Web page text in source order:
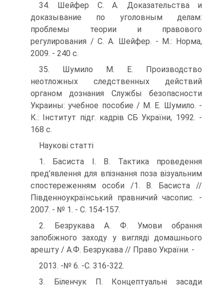
34. Шейфер С. А. Доказательства и
доказывание по уголовным де­лам:
проблемы теории и правового
регулирования / С. А. Шей­фер. - M.: Норма,
2009. - 240 с.
35. Шумило М. Е. Производство
неотложных следственных дей­ствий
органом дознания Службы безопасности
Украины: учебное пособие / М. Е. Шумило. -
К.: Інститут підг. кадрів СБ України, 1992. -
168 с.
Наукові статті
1. Басиста І. В. Тактика проведення
пред’явлення для впізнання поза візуальним
спостереженням особи /1. В. Басиста //
Півден­ноукраїнський правничий часопис. -
2007. - № 1. - С. 154-157.
2. Безрукава А. Ф. Умови обрання
запобіжного заходу у вигля­ді домашнього
арешту / А.Ф. Безрукава // Право України. -
2013. -№ 6. -С. 316-322.
3. Біленчук П. Концептуальні засади